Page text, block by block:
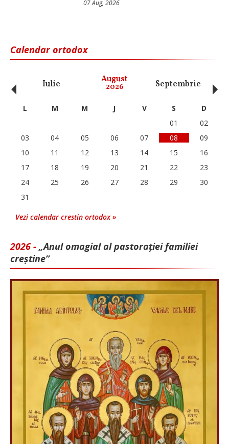
07 Aug, 2026
Calendar ortodox
Iulie August
2026 Septembrie
‹ L M M J V S
D
01
02
03
04 05 06 07 08
09
10
11 12 13 14 15
16
17
18 19 20 21 22
23
24
25 26 27 28 29
30
31
Vezi calendar crestin ortodox »
2026 - „Anul omagial al pastorației familiei
creștine”